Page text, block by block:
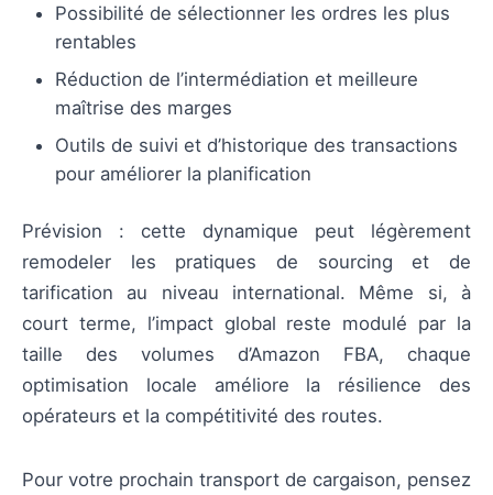
Possibilité de sélectionner les ordres les plus
rentables
Réduction de l’intermédiation et meilleure
maîtrise des marges
Outils de suivi et d’historique des transactions
pour améliorer la planification
Prévision : cette dynamique peut légèrement
remodeler les pratiques de sourcing et de
tarification au niveau international. Même si, à
court terme, l’impact global reste modulé par la
taille des volumes d’Amazon FBA, chaque
optimisation locale améliore la résilience des
opérateurs et la compétitivité des routes.
Pour votre prochain transport de cargaison, pensez